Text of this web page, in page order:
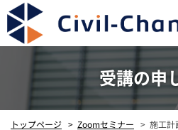
受講の申
トップページ Zoomセミナー 施工計